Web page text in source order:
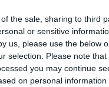
the sale, sharing to third
or sensitive
us, please use the below
selection. Please note
you may continue
on personal information
un altro sfregio riapre la
e definitivi